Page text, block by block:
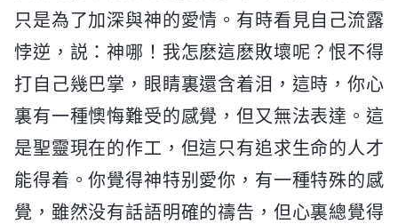
只是為了加深與神的愛情。有時看見自己流露
悖逆，説：神哪！我怎麽這麽敗壞呢？恨不得
打自己幾巴掌，眼睛裏還含着泪，這時，你心
裏有一種懊悔難受的感覺，但又無法表達。這
是聖靈現在的作工，但這只有追求生命的人才
能得着。你覺得神特别愛你，有一種特殊的感
覺，雖然没有話語明確的禱告，但心裏總覺得